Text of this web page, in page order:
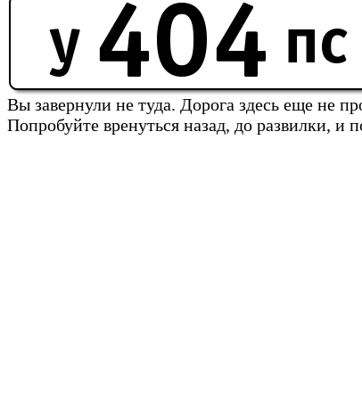
Вы завернули не туда. Дорога здесь еще не
Попробуйте вренуться назад, до развилки, и